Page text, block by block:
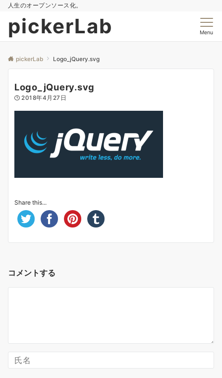
人生のオープンソース化。
pickerLab Menu
pickerLab Logo_jQuery.svg
Logo_jQuery.svg
2018年4月27日
Share this...
コメントする